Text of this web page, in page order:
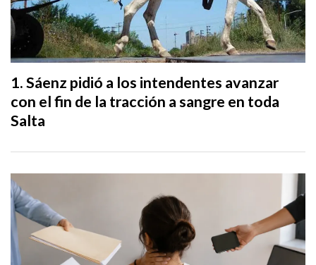
Sáenz pidió a los intendentes avanzar
con el fin de la tracción a sangre en toda
Salta